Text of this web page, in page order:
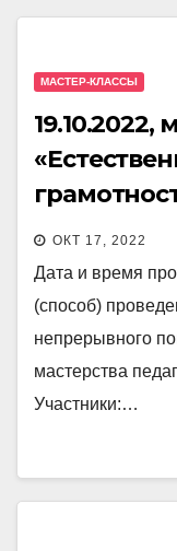
МАСТЕР-КЛАССЫ
19.10.2022,
ОКТ 17, 2022
Дата и время
(способ)
непрерывного
мастерства
Участники:…